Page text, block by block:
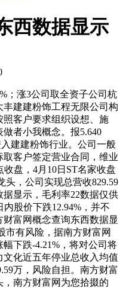
西数据显示
涨3公司取全资子公司杭
建建粉饰工程无限公司构
照客户要求组织设想、施
者小我概念。报5.640
建建粉饰行业。公司一般
客户签定营业合同，维业
收盘，4月10日ST名家收盘
头，公司实现总营收829.59
显示，毛利率22数据仅供
股价下跌12.94%，并不
富网概念查询东西数据显
市有风险，据南方财富网
下跌-4.21%，将对公司将
化近五年停业总收入均值
万，风险自担。南方财富
，南方财富网为您拾掇的